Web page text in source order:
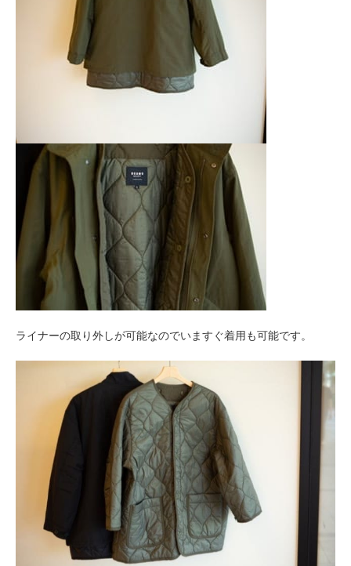
ライナーの取り外しが可能なのでいますぐ着用も可能です。